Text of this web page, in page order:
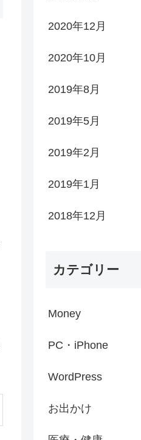
2020年12月
2020年10月
2019年8月
2019年5月
2019年2月
2019年1月
2018年12月
カテゴリー
Money
PC・iPhone
WordPress
お出かけ